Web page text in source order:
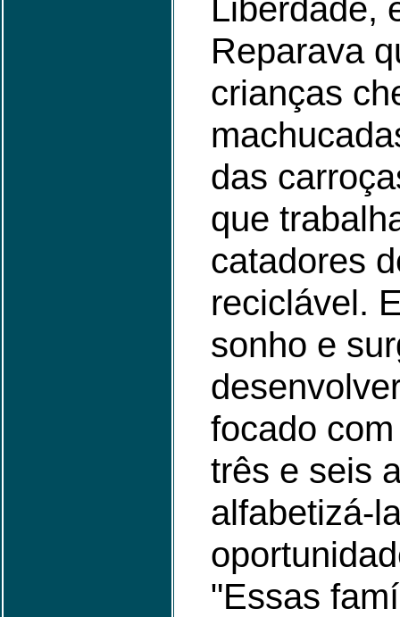
Liberdade,
Reparava
crianças
das
que
catadores
reciclável.
sonho e
focado
três e seis
alfabetizá-
"Essas